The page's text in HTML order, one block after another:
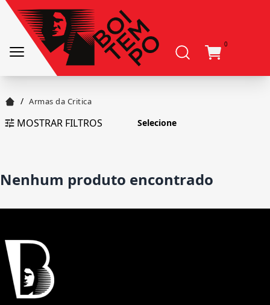
0
/ Armas da Critica
MOSTRAR FILTROS
Nenhum produto encontrado